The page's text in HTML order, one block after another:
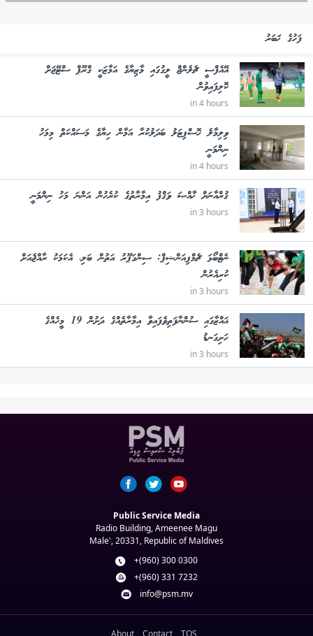
ފަހުގެ ޚަބަރު
އޭއެފްސީ ޗެލެންޖް ލީގުގައި މާޒިޔާގެ އަމާޒަކީ ގްރޫޕް ސްޓޭޖަށް
ކޮލިފައިވުން
in 4 hours
ވިލިމާލެ ހޮސްޕިޓަލު ބަދަލުކުރާ އަމާން ހިޔާގެ މަސައްކަތް މިމަހު
ނިންމަނީ
in 4 hours
ޤުރްއާނަށް ޚާއްޞަ ވަޤްފު އިމާރާތުގެ ކުރެހުން އަންނަ މަހު ނިންމަނީ
in 3 hours
ނެޓްބޯޅަ ޗެމްޕިއަންޝިޕް: ސިންގަޕޫރު އަތުން ބަލި، އެކަމަކު ރާއްޖެއަށް
ކުރިއެރުން
in 3 hours
ޣައްޒާގައި ސުންނާފަތިވެފައިވާ އިމާރާތެއްގެ ދަށުން 19 މީހެއްގެ
ހަށިގަނޑު
in 3 hours
Public Service Media
Radio Building, Ameenee Magu
Male', 20331, Republic of Maldives
+(960) 300 0300
+(960) 331 7232
info@psm.mv
About Contact TOS